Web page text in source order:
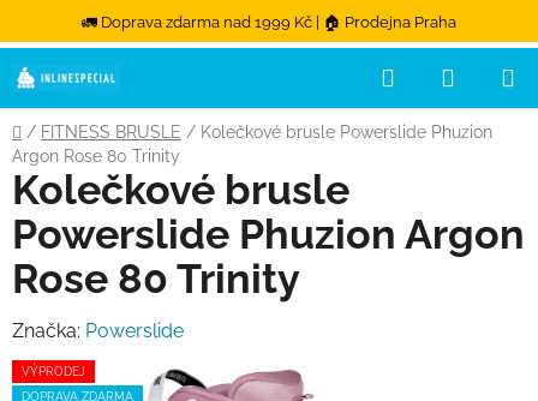
🚛 Doprava zdarma nad 1999 Kč | 🏠 Prodejna Praha
Přejít na obsah
Hledat
Domů
/ FITNESS BRUSLE / Kolečkové brusle Powerslide Phuzion
Argon Rose 80 Trinity
Kolečkové brusle
Powerslide Phuzion Argon
Rose 80 Trinity
Značka: Powerslide
VÝPRODEJ
DOPRAVA ZDARMA